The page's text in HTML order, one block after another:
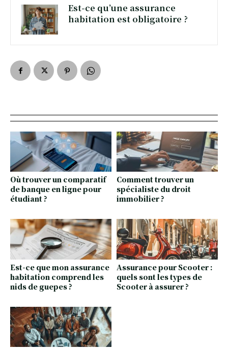
Est-ce qu’une assurance
habitation est obligatoire ?
Où trouver un comparatif
de banque en ligne pour
étudiant ?
Comment trouver un
spécialiste du droit
immobilier ?
Est-ce que mon assurance
habitation comprend les
nids de guepes ?
Assurance pour Scooter :
quels sont les types de
Scooter à assurer ?